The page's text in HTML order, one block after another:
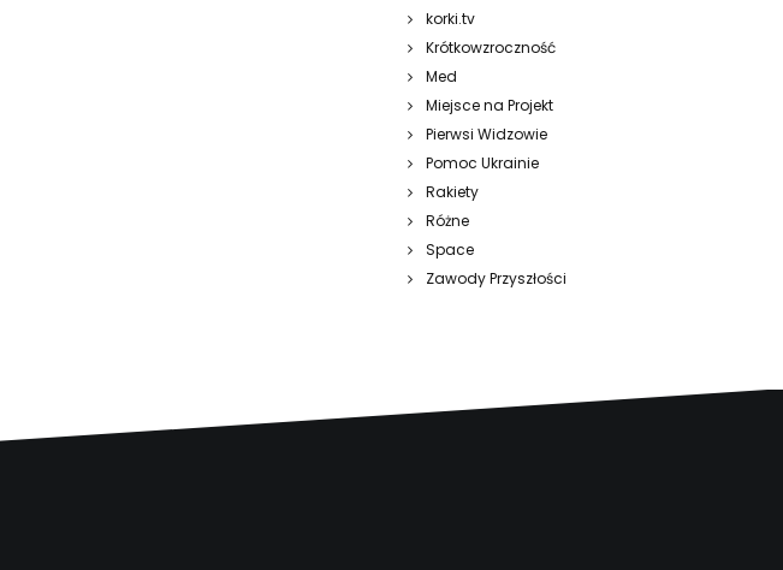
korki.tv
Krótkowzroczność
Med
Miejsce na Projekt
Pierwsi Widzowie
Pomoc Ukrainie
Rakiety
Różne
Space
Zawody Przyszłości